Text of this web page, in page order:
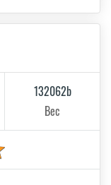
132062b
Вес